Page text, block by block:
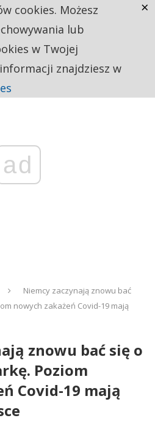
ad
Niemcy zaczynają znowu bać
nowych zakażeń Covid-19 mają
znowu bać się o
Poziom
Covid-19 mają
cookies. Możesz
lub
w Twojej
znajdziesz w
×